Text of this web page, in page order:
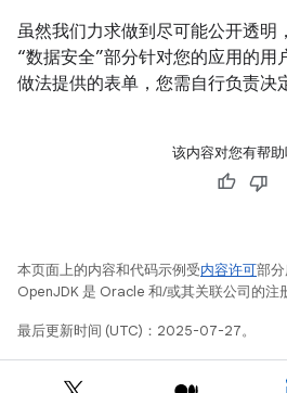
虽然我们力求做到尽可能公开透明
“数据安全”部分针对您的应用的用
做法提供的表单，您需自行负责决
该内容对您有帮助
本页面上的内容和代码示例受内容许可部
OpenJDK 是 Oracle 和/或其关联公司的注
最后更新时间 (UTC)：2025-07-27。